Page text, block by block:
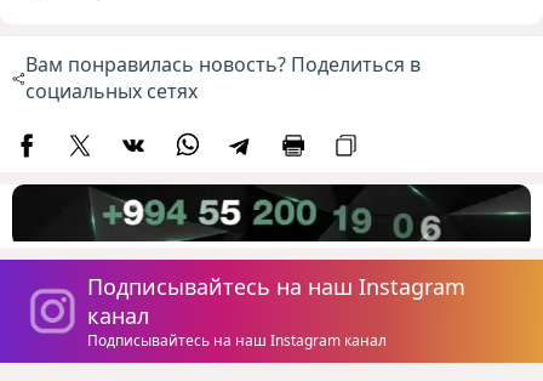
Вам понравилась новость? Поделиться в
социальных сетях
Подписывайтесь на наш Instagram
канал
Подписывайтесь на наш Instagram канал